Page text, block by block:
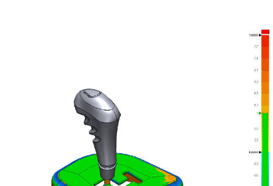
Метрологический PRIME
Роботизированный Proton
3D-СКАНЕРЫ